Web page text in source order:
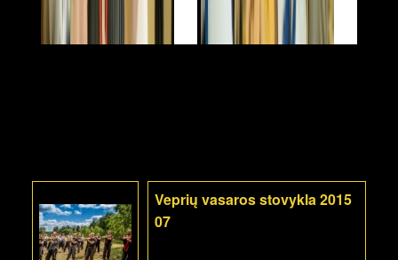
Veprių vasaros stovykla 2015
07